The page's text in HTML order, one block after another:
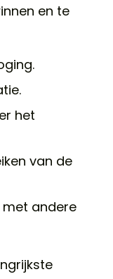
en te
het
van de
andere